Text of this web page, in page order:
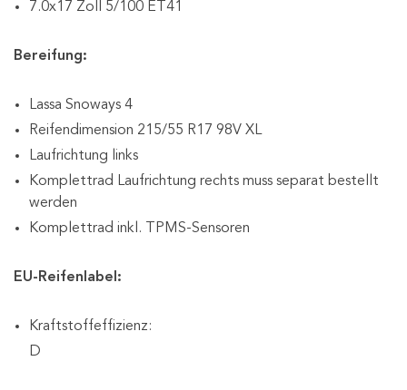
7.0x17 Zoll 5/100 ET41
Bereifung:
Lassa Snoways 4
Reifendimension 215/55 R17 98V XL
Laufrichtung links
Komplettrad Laufrichtung rechts muss separat bestellt
werden
Komplettrad inkl. TPMS-Sensoren
EU-Reifenlabel:
Kraftstoffeffizienz:
D